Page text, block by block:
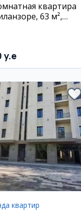
квартира
63 м²,
y.e
квартир